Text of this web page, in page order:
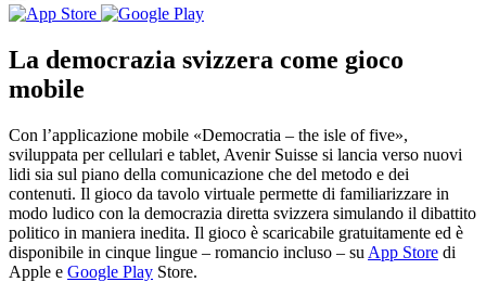
La democrazia svizzera come gioco
mobile
Con l’applicazione mobile «Democratia – the isle of five»,
sviluppata per cellulari e tablet, Avenir Suisse si lancia verso nuovi
lidi sia sul piano della comunicazione che del metodo e dei
contenuti. Il gioco da tavolo virtuale permette di familiarizzare in
modo ludico con la democrazia diretta svizzera simulando il dibattito
politico in maniera inedita. Il gioco è scaricabile gratuitamente ed è
disponibile in cinque lingue – romancio incluso – su App Store di
Apple e Google Play Store.